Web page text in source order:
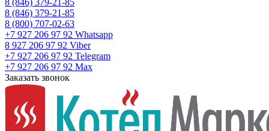
8 (846) 379-21-85
8 (846) 379-21-85
8 (800) 707-02-63
+7 927 206 97 92 Whatsapp
8 927 206 97 92 Viber
+7 927 206 97 92 Telegram
+7 927 206 97 92 Max
Заказать звонок